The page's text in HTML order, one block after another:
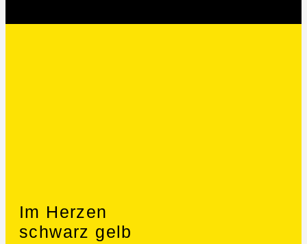
Im Herzen
schwarz gelb